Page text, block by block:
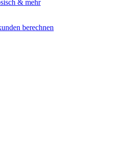
& mehr
berechnen